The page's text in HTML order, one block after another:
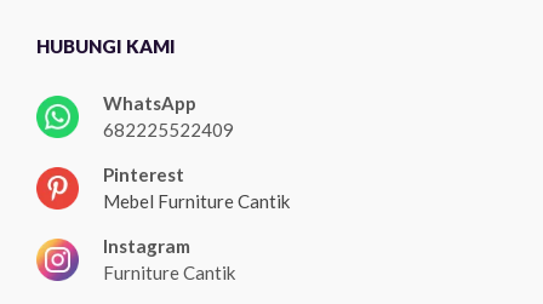
HUBUNGI KAMI
WhatsApp
682225522409
Pinterest
Mebel Furniture Cantik
Instagram
Furniture Cantik